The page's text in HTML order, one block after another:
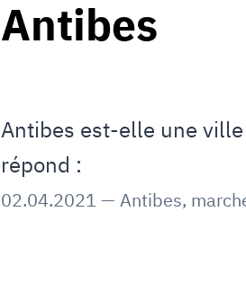
Antibes
Antibes est-elle une
répond :
02.04.2021 — Antibes,